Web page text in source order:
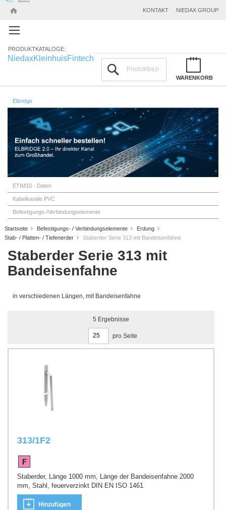
NIEDAX GROUP
KONTAKT
PRODUKTKATALOGE:
NiedaxKleinhuisFintech
WARENKORB
Elbridge
ETIM10 - Daten
Kabelkanäle PVC
Befestigungs-/Verbindungselemente
Startseite Befestigungs- / Verbindungselemente
Erdung
Stab- / Platten- / Tiefenerder
Staberder Serie 313 mit Bandeisenfahne
Staberder Serie 313 mit
Bandeisenfahne
in verschiedenen Längen, mit Bandeisenfahne
5 Ergebnisse
pro Seite
313/1F2
Staberder, Länge 1000 mm, Länge der Bandeisenfahne 2000
mm, Stahl, feuerverzinkt DIN EN ISO 1461
Hinzufügen